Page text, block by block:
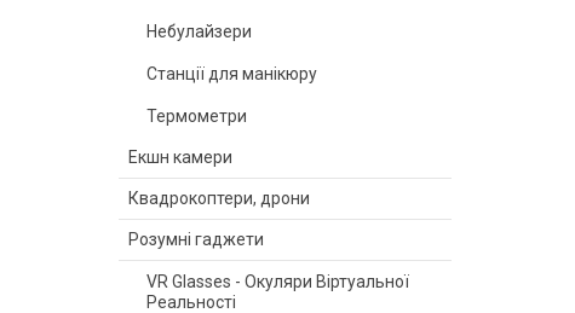
Небулайзери
Станції для манікюру
Термометри
Екшн камери
Квадрокоптери, дрони
Розумні гаджети
VR Glasses - Окуляри Віртуальної
Реальності